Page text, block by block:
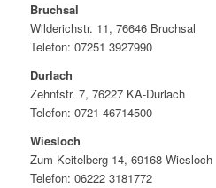
Bruchsal
Wilderichstr. 11, 76646 Bruchsal
Telefon: 07251 3927990
Durlach
Zehntstr. 7, 76227 KA-Durlach
Telefon: 0721 46714500
Wiesloch
Zum Keitelberg 14, 69168 Wiesloch
Telefon: 06222 3181772